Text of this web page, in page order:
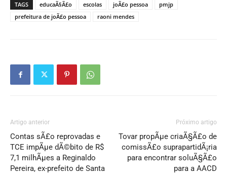
TAGS educaÃ§Ã£o escolas joÃ£o pessoa
pmjp
prefeitura de joÃ£o pessoa
raoni mendes
Artigo anterior
Contas sÃ£o reprovadas e
TCE impÃµe dÃ©bito de R$
7,1 milhÃµes a Reginaldo
Pereira, ex-prefeito de Santa
Próximo artigo
Tovar propÃµe criaÃ§Ã£o de
comissÃ£o suprapartidÃ¡ria
para encontrar soluÃ§Ã£o
para a AACD